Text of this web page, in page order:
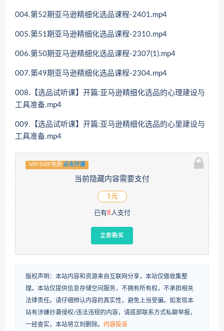
004.第52期亚马逊精细化选品课程-2401.mp4
005.第51期亚马逊精细化选品课程-2310.mp4
006.第50期亚马逊精细化选品课程-2307(1).mp4
007.第49期亚马逊精细化选品课程-2304.mp4
008.【选品试听课】开篇:亚马逊精细化选品的心理建设与
工具准备.mp4
009.【选品试听课】开篇:亚马逊精细化选品的心里建设与
工具准备.mp4
VIP/SVIP免费 点击开通
当前隐藏内容需要支付
1元
已有8人支付
立即购买
版权声明：本站内容和资源来自互联网分享，本站仅做收集整
理。本站仅提供信息存储空间服务，不拥有所有权，不承担相关
法律责任。请仔细辨认内容的真实性，避免上当受骗。如发现本
站有涉嫌抄袭侵权/违法违规的内容，请底部联系方式私聊举报，
一经查实，本站将立刻删除。 内容投诉